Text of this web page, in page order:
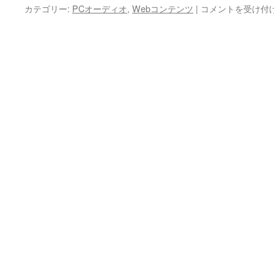
カテゴリー: PCオーディオ, Webコンテンツ | mpcbridge
コメントを受け付